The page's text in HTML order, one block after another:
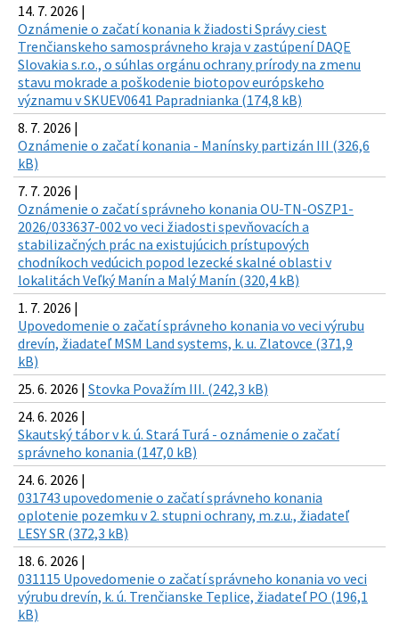
14. 7. 2026 |
Oznámenie o začatí konania k žiadosti Správy ciest
Trenčianskeho samosprávneho kraja v zastúpení DAQE
Slovakia s.r.o., o súhlas orgánu ochrany prírody na zmenu
stavu mokrade a poškodenie biotopov európskeho
významu v SKUEV0641 Papradnianka (174,8 kB)
8. 7. 2026 |
Oznámenie o začatí konania - Manínsky partizán III (326,6
kB)
7. 7. 2026 |
Oznámenie o začatí správneho konania OU-TN-OSZP1-
2026/033637-002 vo veci žiadosti spevňovacích a
stabilizačných prác na existujúcich prístupových
chodníkoch vedúcich popod lezecké skalné oblasti v
lokalitách Veľký Manín a Malý Manín (320,4 kB)
1. 7. 2026 |
Upovedomenie o začatí správneho konania vo veci výrubu
drevín, žiadateľ MSM Land systems, k. u. Zlatovce (371,9
kB)
25. 6. 2026 | Stovka Považím III. (242,3 kB)
24. 6. 2026 |
Skautský tábor v k. ú. Stará Turá - oznámenie o začatí
správneho konania (147,0 kB)
24. 6. 2026 |
031743 upovedomenie o začatí správneho konania
oplotenie pozemku v 2. stupni ochrany, m.z.u., žiadateľ
LESY SR (372,3 kB)
18. 6. 2026 |
031115 Upovedomenie o začatí správneho konania vo veci
výrubu drevín, k. ú. Trenčianske Teplice, žiadateľ PO (196,1
kB)